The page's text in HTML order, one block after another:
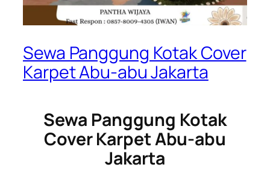
Sewa Panggung Kotak Cover
Karpet Abu-abu Jakarta
Sewa Panggung Kotak
Cover Karpet Abu-abu
Jakarta